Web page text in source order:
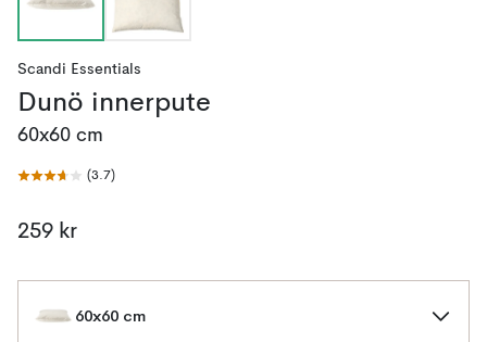
Scandi Essentials
Dunö innerpute
60x60 cm
(3.7)
259 kr
60x60 cm